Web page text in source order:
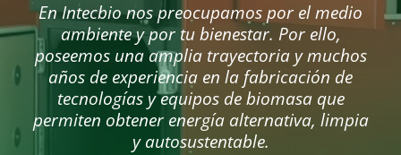
En Intecbio nos preocupamos por el medio
ambiente y por tu bienestar. Por ello,
poseemos una amplia trayectoria y muchos
años de experiencia en la fabricación de
tecnologías y equipos de biomasa que
permiten obtener energía alternativa, limpia
y autosustentable.